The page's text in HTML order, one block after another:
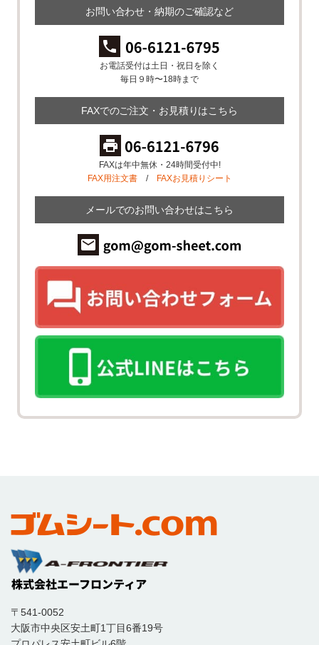
お問い合わせ・納期のご確認など
お電話受付は土日・祝日を除く
毎日９時〜18時まで
FAXでのご注文・お見積りはこちら
FAXは年中無休・24時間受付中!
FAX用注文書/ FAXお見積りシート
メールでのお問い合わせはこちら
〒541-0052
大阪市中央区安土町1丁目6番19号